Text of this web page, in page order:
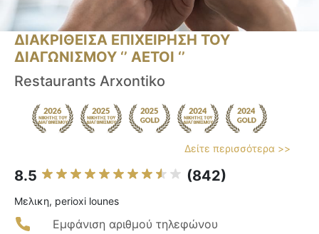
ΔΙΑΚΡΙΘΕΙΣΑ ΕΠΙΧΕΙΡΗΣΗ ΤΟΥ
ΔΙΑΓΩΝΙΣΜΟΥ ‘’ ΑΕΤΟΙ ‘’
Restaurants Arxontiko
Δείτε περισσότερα >>
8.5 (842)
Μελικη, perioxi lounes
Εμφάνιση αριθμού τηλεφώνου